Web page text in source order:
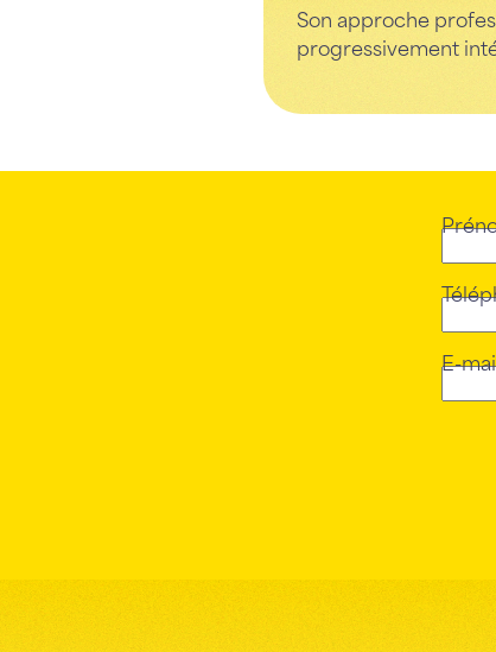
Son approche
progressivement
E-